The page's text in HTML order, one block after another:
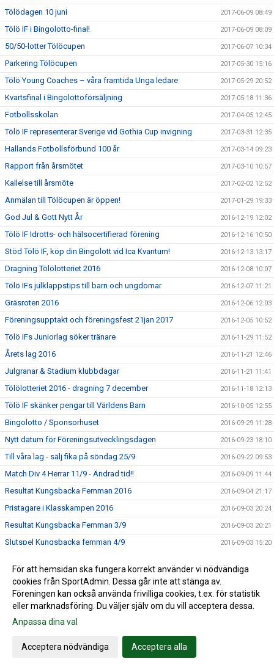
Tölödagen 10 juni 2017-06-09 08:49
Tölö IF i Bingolotto-final! 2017-06-09 08:09
50/50-lotter Tölöcupen 2017-06-07 10:34
Parkering Tölöcupen 2017-05-30 15:16
Tölö Young Coaches – våra framtida Unga ledare 2017-05-29 20:52
Kvartsfinal i Bingolottoförsäljning 2017-05-18 11:36
Fotbollsskolan 2017-04-05 12:45
Tölö IF representerar Sverige vid Gothia Cup invigning 2017-03-31 12:35
Hallands Fotbollsförbund 100 år 2017-03-14 09:23
Rapport från årsmötet 2017-03-10 10:57
Kallelse till årsmöte 2017-02-02 12:52
Anmälan till Tölöcupen är öppen! 2017-01-29 19:33
God Jul & Gott Nytt År 2016-12-19 12:02
Tölö IF Idrotts- och hälsocertifierad förening 2016-12-16 10:50
Stöd Tölö IF, köp din Bingolott vid Ica Kvantum! 2016-12-13 13:17
Dragning Tölölotteriet 2016 2016-12-08 10:07
Tölö IFs julklappstips till barn och ungdomar 2016-12-07 11:21
Gräsroten 2016 2016-12-06 12:03
Föreningsupptakt och föreningsfest 21jan 2017 2016-12-05 10:52
Tölö IFs Juniorlag söker tränare 2016-11-29 11:52
Årets lag 2016 2016-11-21 12:46
Julgranar & Stadium klubbdagar 2016-11-21 11:41
Tölölotteriet 2016 - dragning 7 december 2016-11-18 12:13
Tölö IF skänker pengar till Världens Barn 2016-10-05 12:55
Bingolotto / Sponsorhuset 2016-09-29 11:28
Nytt datum för Föreningsutvecklingsdagen 2016-09-23 18:10
Till våra lag - sälj fika på söndag 25/9 2016-09-22 09:53
Match Div 4 Herrar 11/9 - Ändrad tid!! 2016-09-09 11:44
Resultat Kungsbacka Femman 2016 2016-09-04 21:17
Pristagare i Klasskampen 2016 2016-09-03 20:24
Resultat Kungsbacka Femman 3/9 2016-09-03 20:21
Slutspel Kungsbacka femman 4/9 2016-09-03 15:20
Kungsbackafemman 3-4/9 2016-08-10 10:45
Fotbollsskolan 2016-08-10 10:41
Trevlig sommar önskar Tölö IF 2016-06-28 14:06
Lyckat midsommarfirande på Hamravallen
Parkeringsproblem Tölöcupen
För att hemsidan ska fungera korrekt använder vi nödvändiga
cookies från SportAdmin. Dessa går inte att stänga av.
Föreningen kan också använda frivilliga cookies, t.ex. för statistik
eller marknadsföring. Du väljer själv om du vill acceptera dessa.
Anpassa dina val
Acceptera nödvändiga Acceptera alla